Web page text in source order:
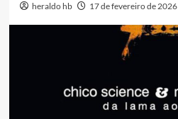
heraldo hb 17 de fevereiro de 2026